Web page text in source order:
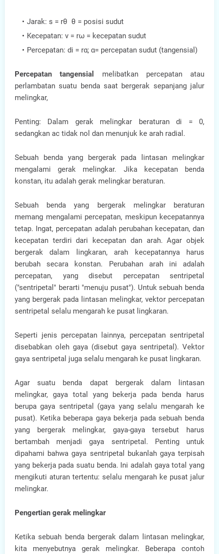
Jarak: s = rθ θ = posisi sudut
Kecepatan: v = rω = kecepatan sudut
Percepatan: di = rα; α= percepatan sudut (tangensial)
Percepatan tangensial melibatkan percepatan atau
perlambatan suatu benda saat bergerak sepanjang jalur
melingkar,
Penting: Dalam gerak melingkar beraturan di = 0,
sedangkan ac tidak nol dan menunjuk ke arah radial.
Sebuah benda yang bergerak pada lintasan melingkar
mengalami gerak melingkar. Jika kecepatan benda
konstan, itu adalah gerak melingkar beraturan.
Sebuah benda yang bergerak melingkar beraturan
memang mengalami percepatan, meskipun kecepatannya
tetap. Ingat, percepatan adalah perubahan kecepatan, dan
kecepatan terdiri dari kecepatan dan arah. Agar objek
bergerak dalam lingkaran, arah kecepatannya harus
berubah secara konstan. Perubahan arah ini adalah
percepatan, yang disebut percepatan sentripetal
("sentripetal" berarti "menuju pusat"). Untuk sebuah benda
yang bergerak pada lintasan melingkar, vektor percepatan
sentripetal selalu mengarah ke pusat lingkaran.
Seperti jenis percepatan lainnya, percepatan sentripetal
disebabkan oleh gaya (disebut gaya sentripetal). Vektor
gaya sentripetal juga selalu mengarah ke pusat lingkaran.
Agar suatu benda dapat bergerak dalam lintasan
melingkar, gaya total yang bekerja pada benda harus
berupa gaya sentripetal (gaya yang selalu mengarah ke
pusat). Ketika beberapa gaya bekerja pada sebuah benda
yang bergerak melingkar, gaya-gaya tersebut harus
bertambah menjadi gaya sentripetal. Penting untuk
dipahami bahwa gaya sentripetal bukanlah gaya terpisah
yang bekerja pada suatu benda. Ini adalah gaya total yang
mengikuti aturan tertentu: selalu mengarah ke pusat jalur
melingkar.
Pengertian gerak melingkar
Ketika sebuah benda bergerak dalam lintasan melingkar,
kita menyebutnya gerak melingkar. Beberapa contoh